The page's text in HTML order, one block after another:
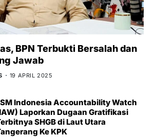
BPN Terbukti Bersalah dan
Jawab
19 APRIL 2025
Indonesia Accountability Watch
Laporkan Dugaan Gratifikasi
SHGB di Laut Utara
Ke KPK